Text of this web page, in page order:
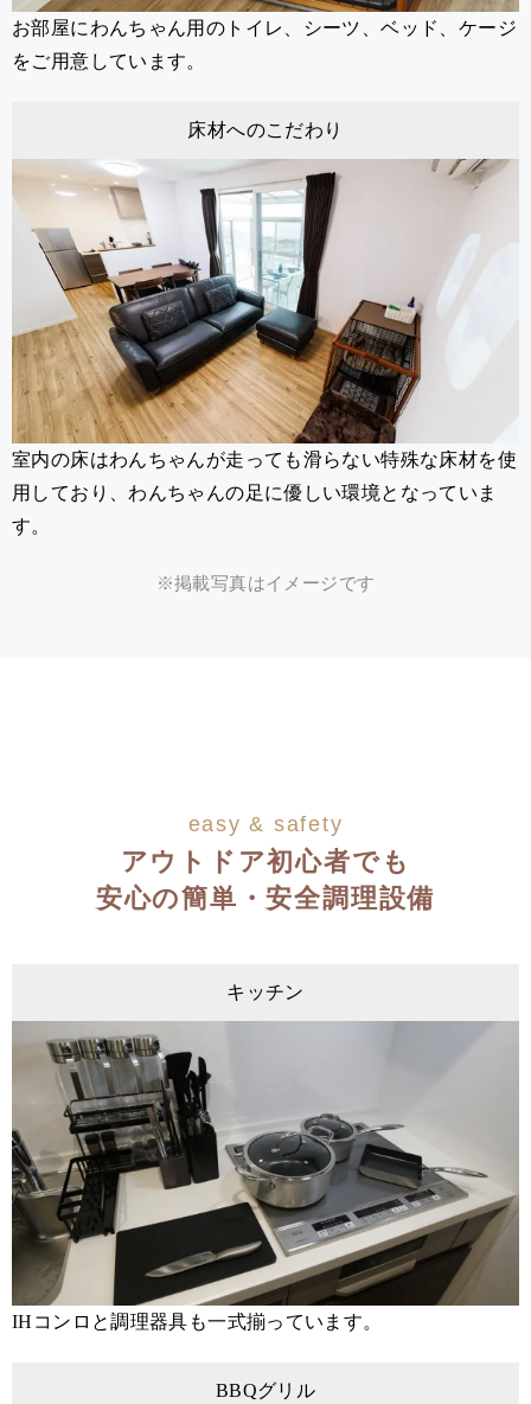
お部屋にわんちゃん用のトイレ、シーツ、ベッド、ケージ
をご用意しています。
床材へのこだわり
室内の床はわんちゃんが走っても滑らない特殊な床材を使
用しており、わんちゃんの足に優しい環境となっていま
す。
※掲載写真はイメージです
easy & safety
アウトドア初心者でも
安心の簡単・安全調理設備
キッチン
IHコンロと調理器具も一式揃っています。
BBQグリル